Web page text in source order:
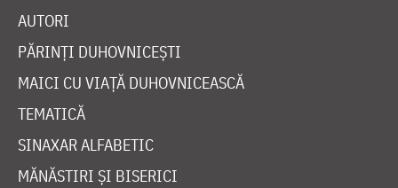
AUTORI
PĂRINȚI DUHOVNICEȘTI
MAICI CU VIAȚĂ DUHOVNICEASCĂ
TEMATICĂ
SINAXAR ALFABETIC
MĂNĂSTIRI ȘI BISERICI